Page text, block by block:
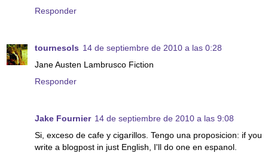
Responder
tournesols 14 de septiembre de 2010 a las 0:28
Jane Austen Lambrusco Fiction
Responder
Jake Fournier 14 de septiembre de 2010 a las 9:08
Si, exceso de cafe y cigarillos. Tengo una proposicion: if you
write a blogpost in just English, I'll do one en espanol.